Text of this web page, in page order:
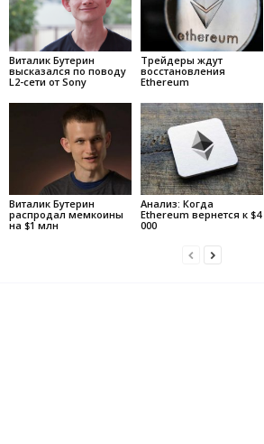
Виталик Бутерин
высказался по поводу
L2-сети от Sony
Трейдеры ждут
восстановления
Ethereum
Виталик Бутерин
распродал мемкоины
на $1 млн
Анализ: Когда
Ethereum вернется к $4
000